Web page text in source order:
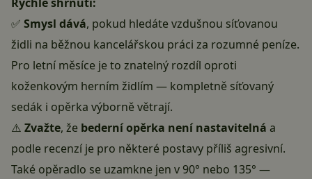
✅ Smysl dává, pokud hledáte vzdušnou síťovanou
židli na běžnou kancelářskou práci za rozumné peníze.
Pro letní měsíce je to znatelný rozdíl oproti
koženkovým herním židlím — kompletně síťovaný
sedák i opěrka výborně větrají.
⚠️ Zvažte, že bederní opěrka není nastavitelná a
podle recenzí je pro některé postavy příliš agresivní.
Také opěradlo se uzamkne jen v 90° nebo 135° —